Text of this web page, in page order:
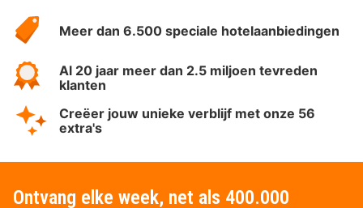
HotelSpecials
Meer dan 6.500 speciale hotelaanbiedingen
Al 20 jaar meer dan 2.5 miljoen tevreden
klanten
Creëer jouw unieke verblijf met onze 56
extra's
Ontvang elke week, net als 400.000